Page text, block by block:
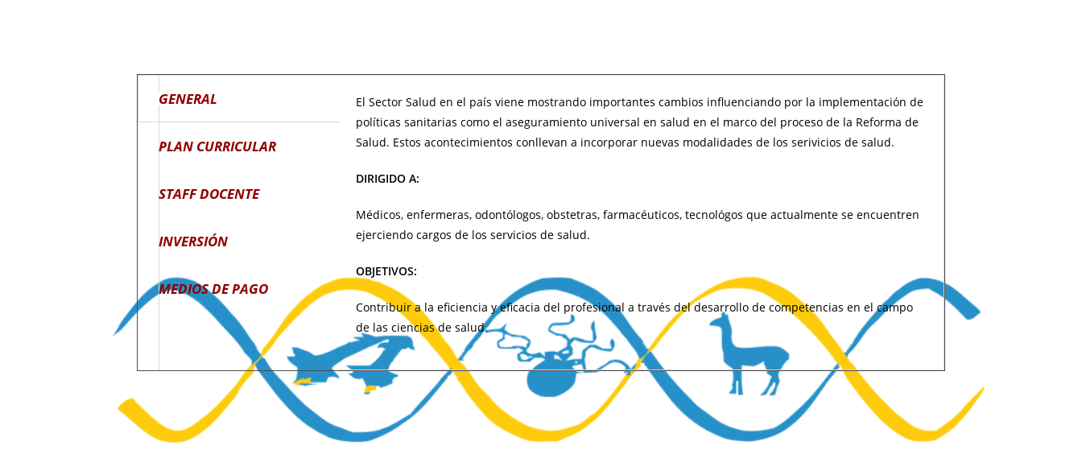
GENERAL
PLAN CURRICULAR
STAFF DOCENTE
INVERSIÓN
MEDIOS DE PAGO
El Sector Salud en el país viene mostrando importantes cambios influenciando por la implementación de
políticas sanitarias como el aseguramiento universal en salud en el marco del proceso de la Reforma de
Salud. Estos acontecimientos conllevan a incorporar nuevas modalidades de los serivicios de salud.
DIRIGIDO A:
Médicos, enfermeras, odontólogos, obstetras, farmacéuticos, tecnológos que actualmente se encuentren
ejerciendo cargos de los servicios de salud.
OBJETIVOS:
Contribuir a la eficiencia y eficacia del profesional a través del desarrollo de competencias en el campo
de las ciencias de salud.